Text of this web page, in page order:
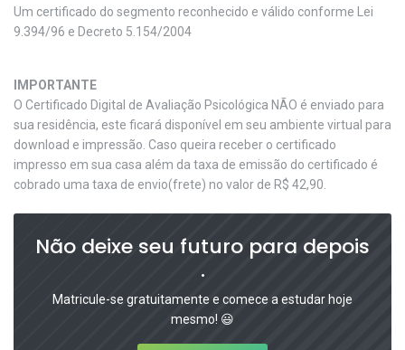
Um certificado do segmento reconhecido e válido conforme Lei
9.394/96 e Decreto 5.154/2004
IMPORTANTE
O Certificado Digital de Avaliação Psicológica NÃO é enviado para
sua residência, este ficará disponível em seu ambiente virtual para
download e impressão. Caso queira receber o certificado
impresso em sua casa além da taxa de emissão do certificado é
cobrado uma taxa de envio(frete) no valor de R$ 42,90.
Não deixe seu futuro para depois
.
Matricule-se gratuitamente e comece a estudar hoje
mesmo! 😃